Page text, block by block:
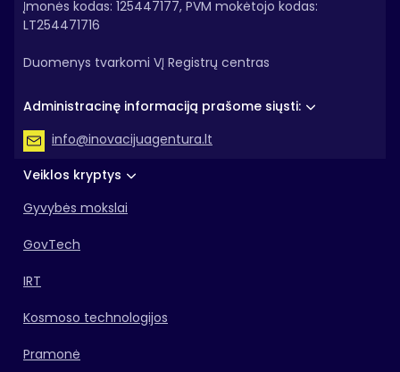
Veiklos kryptys
Gyvybės mokslai
GovTech
IRT
Kosmoso technologijos
Pramonė
Įmonės kodas: 125447177, PVM mokėtojo kodas:
LT254471716
Duomenys tvarkomi VĮ Registrų centras
Administracinę informaciją prašome siųsti:
info@inovacijuagentura.lt